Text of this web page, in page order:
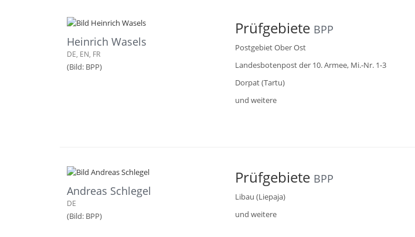
Heinrich Wasels
DE, EN, FR
(Bild: BPP)
Prüfgebiete BPP
Postgebiet Ober Ost
Landesbotenpost der 10. Armee, Mi.-Nr. 1-3
Dorpat (Tartu)
und weitere
Andreas Schlegel
DE
(Bild: BPP)
Prüfgebiete BPP
Libau (Liepaja)
und weitere